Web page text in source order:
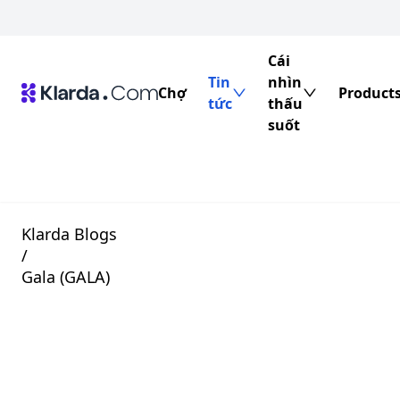
Chợ
Tin
tức
Cái
nhìn
thấu
suốt
Klarda Blogs
/
Gala (GALA)